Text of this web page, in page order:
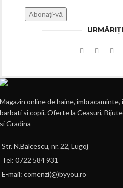
Magazin online de haine,
barbati si copii. Oferte la Ceasuri,
si Gradina
Str. N.Balcescu, nr. 22, Lugoj
Tel: 0722 584 931
E-mail: comenzi(@)byyou.ro